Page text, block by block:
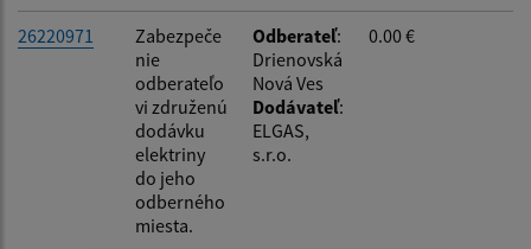
Suma do:
Filtrovať
26220971
Zabezpeče
nie
odberateľo
vi združenú
dodávku
elektriny
do jeho
odberného
miesta.
Odberateľ:
Drienovská
Nová Ves
Dodávateľ:
ELGAS,
s.r.o.
0.00 €